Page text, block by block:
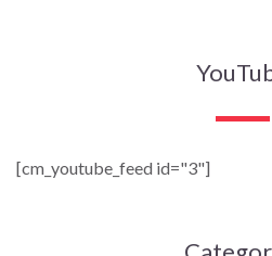
[cm_youtube_feed id="3"]